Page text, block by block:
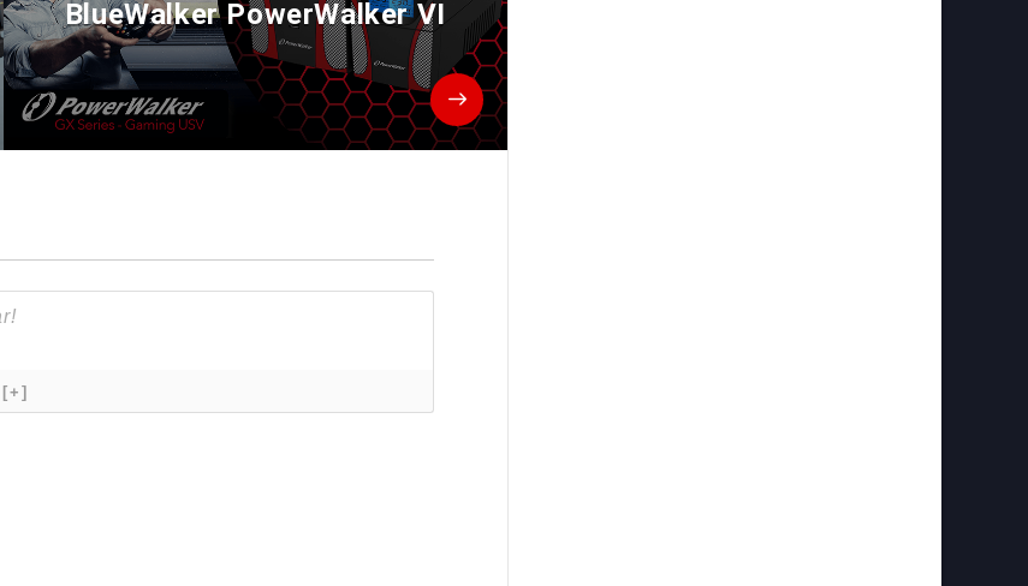
BlueWalker PowerWalker VI
[+]